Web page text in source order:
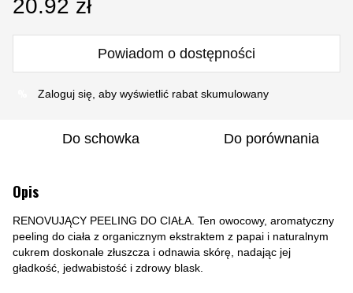
20.92 zł
Powiadom o dostępności
Zaloguj się , aby wyświetlić rabat skumulowany
Do schowka Do porównania
Opis
RENOVUJĄCY PEELING DO CIAŁA. Ten owocowy, aromatyczny
peeling do ciała z organicznym ekstraktem z papai i naturalnym
cukrem doskonale złuszcza i odnawia skórę, nadając jej
gładkość, jedwabistość i zdrowy blask.